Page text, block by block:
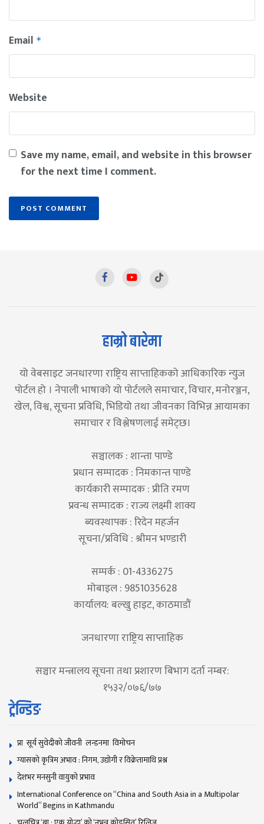
Email *
Website
Save my name, email, and website in this browser
for the next time I comment.
हाम्रो बारेमा
यो वेबसाइट जनधारणा राष्ट्रिय साप्ताहिकको आधिकारिक न्युज
पोर्टल हो । नेपाली भाषाको यो पोर्टलले समाचार, विचार, मनोरञ्जन,
खेल, विश्व, सूचना प्रविधि, भिडियो तथा जीवनका विभिन्न आयामका
समाचार र विश्लेषणलाई समेट्छ।
सञ्चालक : शान्ता पाण्डे
प्रधान सम्पादक : निमकान्त पाण्डे
कार्यकारी सम्पादक : प्रीति रमण
प्रवन्ध सम्पादक : राज्य लक्ष्मी शाक्य
ब्यवस्थापक : रिदेन महर्जन
सूचना/प्रविधि : श्रीमन भण्डारी
सम्पर्क : 01-4336275
मोबाइल : 9851035628
कार्यालय: बल्खु हाइट, काठमाडौं
जनधारणा राष्ट्रिय साप्ताहिक
सञ्चार मन्त्रालय सूचना तथा प्रशारण बिभाग दर्ता नम्बर:
१५३२/०७६/७७
ट्रेन्डिङ
प्रा सूर्य सुवेदीको जीवनी लन्डनमा विमोचन
ग्यासको कृत्रिम अभाव : निगम, उद्योगी र विक्रेतामाथि प्रश्न
देशभर मनसुनी वायुको प्रभाव
International Conference on “China and South Asia in a Multipolar
World” Begins in Kathmandu